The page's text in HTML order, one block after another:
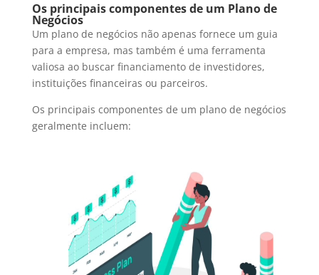
Os principais componentes de um Plano de
Negócios
Um plano de negócios não apenas fornece um guia
para a empresa, mas também é uma ferramenta
valiosa ao buscar financiamento de investidores,
instituições financeiras ou parceiros.
Os principais componentes de um plano de negócios
geralmente incluem: